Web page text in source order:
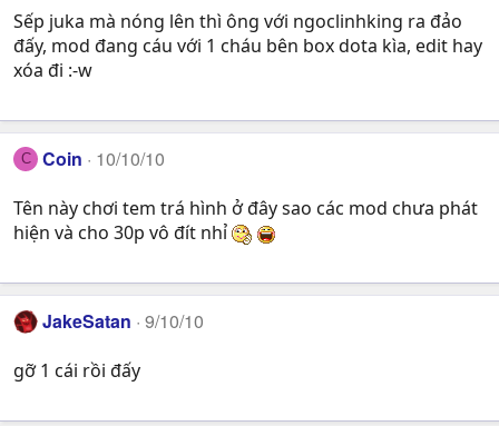
Sếp juka mà nóng lên thì ông với ngoclinhking ra đảo
đấy, mod đang cáu với 1 cháu bên box dota kìa, edit hay
xóa đi :-w
C Coin 10/10/10
Tên này chơi tem trá hình ở đây sao các mod chưa phát
hiện và cho 30p vô đít nhỉ
JakeSatan 9/10/10
gỡ 1 cái rồi đấy